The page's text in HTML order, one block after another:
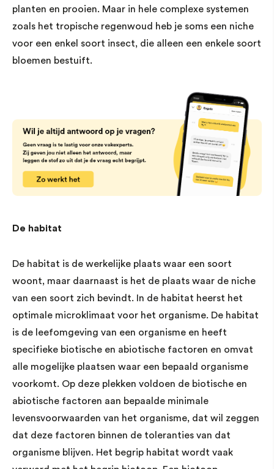
planten en prooien. Maar in hele complexe systemen
zoals het tropische regenwoud heb je soms een niche
voor een enkel soort insect, die alleen een enkele soort
bloemen bestuift.
De habitat
De habitat is de werkelijke plaats waar een soort
woont, maar daarnaast is het de plaats waar de niche
van een soort zich bevindt. In de habitat heerst het
optimale microklimaat voor het organisme. De habitat
is de leefomgeving van een organisme en heeft
specifieke biotische en abiotische factoren en omvat
alle mogelijke plaatsen waar een bepaald organisme
voorkomt. Op deze plekken voldoen de biotische en
abiotische factoren aan bepaalde minimale
levensvoorwaarden van het organisme, dat wil zeggen
dat deze factoren binnen de toleranties van dat
organisme blijven. Het begrip habitat wordt vaak